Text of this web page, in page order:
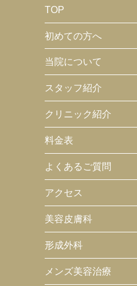
TOP
初めての方へ
当院について
スタッフ紹介
クリニック紹介
料金表
よくあるご質問
アクセス
美容皮膚科
形成外科
メンズ美容治療